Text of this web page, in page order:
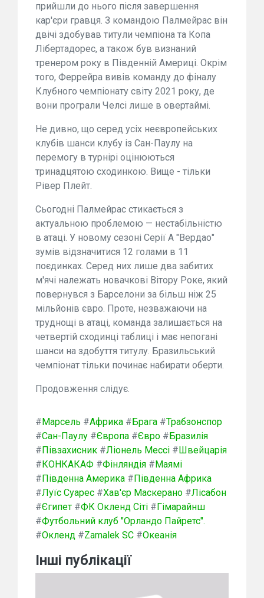
прийшли до нього після завершення
кар'єри гравця. З командою Палмейрас він
двічі здобував титули чемпіона та Копа
Лібертадорес, а також був визнаний
тренером року в Південній Америці. Окрім
того, Феррейра вивів команду до фіналу
Клубного чемпіонату світу 2021 року, де
вони програли Челсі лише в овертаймі.
Не дивно, що серед усіх неєвропейських
клубів шанси клубу із Сан-Паулу на
перемогу в турнірі оцінюються
тринадцятою сходинкою. Вище - тільки
Рівер Плейт.
Сьогодні Палмейрас стикається з
актуальною проблемою — нестабільністю
в атаці. У новому сезоні Серії А "Вердао"
зумів відзначитися 12 голами в 11
поєдинках. Серед них лише два забитих
м'ячі належать новачкові Вітору Роке, який
повернувся з Барселони за більш ніж 25
мільйонів євро. Проте, незважаючи на
труднощі в атаці, команда залишається на
четвертій сходинці таблиці і має непогані
шанси на здобуття титулу. Бразильський
чемпіонат тільки починає набирати оберти.
Продовження слідує.
# Марсель #Африка # Брага #Трабзонспор
#Сан-Паулу #Європа #Євро # Бразилія
# Півзахисник #Ліонель Мессі # Швейцарія
# КОНКАКАФ #Фінляндія # Маямі
# Південна Америка # Південна Африка
#Луїс Суарес #Хав'єр Маскерано #Лісабон
#Єгипет #ФК Окленд Сіті # Гімарайнш
#Футбольний клуб "Орландо Пайретс".
#Окленд #Zamalek SC #Океанія
Інші публікації